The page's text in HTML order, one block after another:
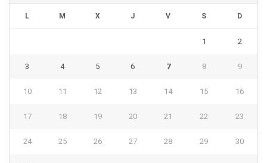
L M X J V S D
1 2
3 4 5 6 7 8 9
10 11 12 13 14 15 16
17 18 19 20 21 22 23
24 25 26 27 28 29 30